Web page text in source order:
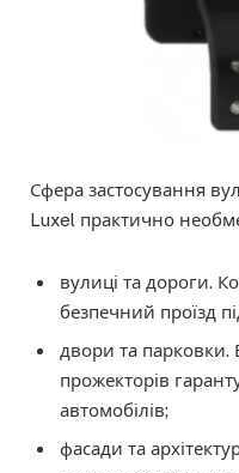
Сфера застосування
Luxel практично
вулиці та дороги.
безпечний проїзд
двори та парковки.
прожекторів
автомобілів;
фасади та